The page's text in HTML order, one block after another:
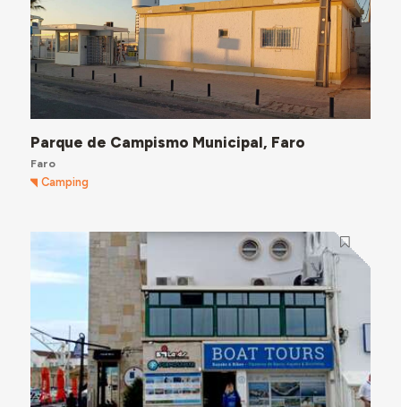
Parque de Campismo Municipal, Faro
Faro
Camping